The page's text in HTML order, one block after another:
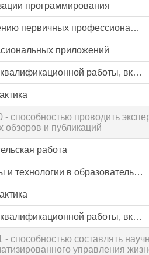
программирования
Практика по получению первичных профессиональных умений и навыков, в том числе первичных умений и навыков научно-исследовательской деятельности
приложений
Защита выпускной квалификационной работы, включая подготовку к процедуре защиты и процедуру защиты
- способностью проводить
обзоров и публикаций
работа
Прикладные методы и технологии в образовательной и исследовательской деятельности
Защита выпускной квалификационной работы, включая подготовку к процедуре защиты и процедуру защиты
способностью составлять
управления